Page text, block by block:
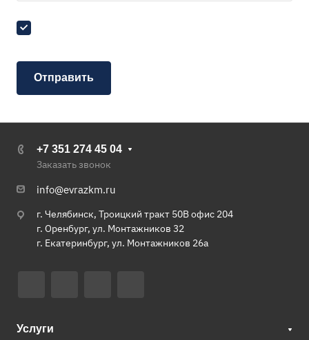
+7 351 274 45 04
Заказать звонок
info@evrazkm.ru
г. Челябинск, Троицкий тракт 50В офис 204
г. Оренбург, ул. Монтажников 32
г. Екатеринбург, ул. Монтажников 26а
Услуги